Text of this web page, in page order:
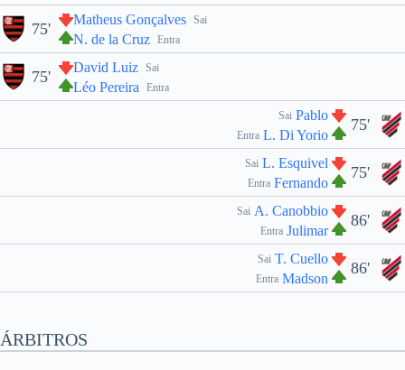
Sai
Matheus Gonçalves
Entra
N. de la Cruz
75'
Sai
David Luiz
Entra
Léo Pereira
75'
75'
Sai Pablo
Entra L. Di Yorio
75'
Sai L. Esquivel
Entra Fernando
86'
Sai A. Canobbio
Entra Julimar
86'
Sai T. Cuello
Entra Madson
ÁRBITROS